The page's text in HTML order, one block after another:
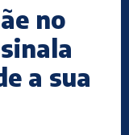
no
a sua